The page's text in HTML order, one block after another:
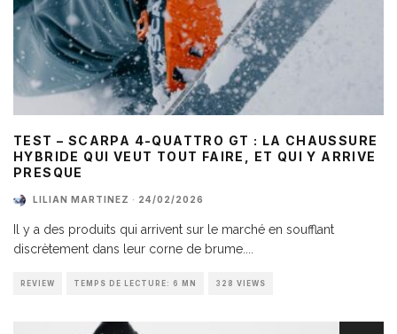
TEST – SCARPA 4-QUATTRO GT : LA CHAUSSURE
HYBRIDE QUI VEUT TOUT FAIRE, ET QUI Y ARRIVE
PRESQUE
LILIAN MARTINEZ · 24/02/2026
Il y a des produits qui arrivent sur le marché en soufflant
discrètement dans leur corne de brume.
REVIEW TEMPS DE LECTURE: 6 MN 328 VIEWS